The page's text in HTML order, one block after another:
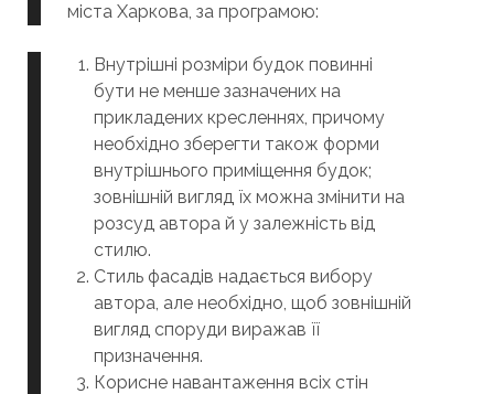
міста Харкова, за програмою:
Внутрішні розміри будок повинні
бути не менше зазначених на
прикладених кресленнях, причому
необхідно зберегти також форми
внутрішнього приміщення будок;
зовнішній вигляд їх можна змінити на
розсуд автора й у залежність від
стилю.
Стиль фасадів надається вибору
автора, але необхідно, щоб зовнішній
вигляд споруди виражав її
призначення.
Корисне навантаження всіх стін